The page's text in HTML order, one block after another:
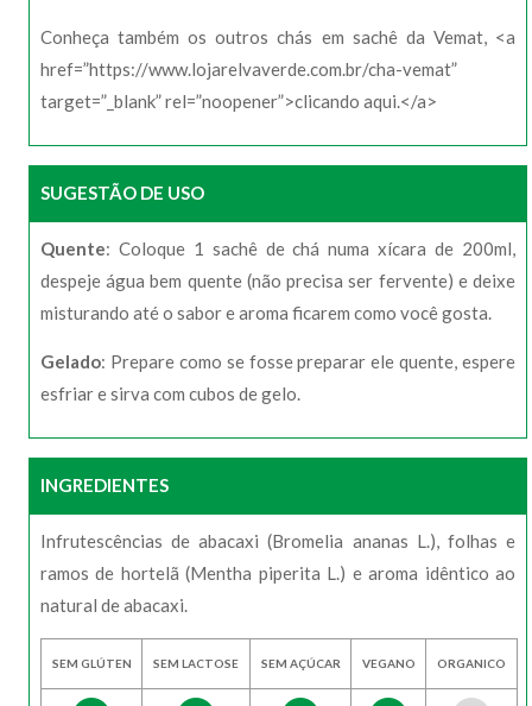
Conheça também os outros chás em sachê da Vemat, <a
href=”https://www.lojarelvaverde.com.br/cha-vemat”
target=”_blank” rel=”noopener”>clicando aqui.</a>
SUGESTÃO DE USO
Quente: Coloque 1 sachê de chá numa xícara de 200ml,
despeje água bem quente (não precisa ser fervente) e deixe
misturando até o sabor e aroma ficarem como você gosta.
Gelado: Prepare como se fosse preparar ele quente, espere
esfriar e sirva com cubos de gelo.
INGREDIENTES
Infrutescências de abacaxi (Bromelia ananas L.), folhas e
ramos de hortelã (Mentha piperita L.) e aroma idêntico ao
natural de abacaxi.
SEM GLÚTEN SEM LACTOSE SEM AÇÚCAR VEGANO ORGANICO